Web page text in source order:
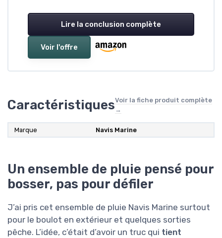
Lire la conclusion complète
Voir l'offre
CaractéristiquesVoir la fiche produit complète
→
Marque Navis Marine
Un ensemble de pluie pensé pour
bosser, pas pour défiler
J’ai pris cet ensemble de pluie Navis Marine surtout
pour le boulot en extérieur et quelques sorties
pêche. L’idée, c’était d’avoir un truc qui tient